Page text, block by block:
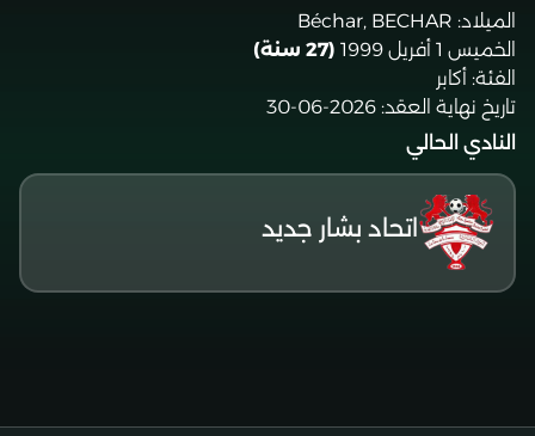
الميلاد: Béchar, BECHAR
الخميس 1 أفريل 1999
(27 سنة)
الفئة: أكابر
تاريخ نهاية العقد: 2026-06-30
النادي الحالي
اتحاد بشار جديد